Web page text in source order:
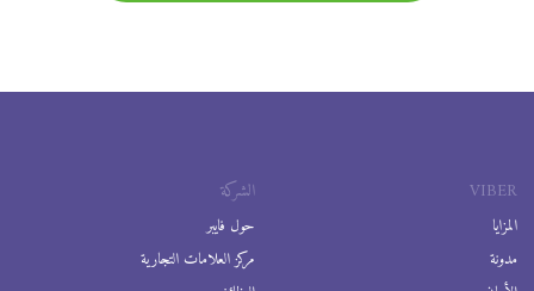
VIBER
المزايا
مدونة
الشركة
حول فايبر
مركز العلامات التجارية